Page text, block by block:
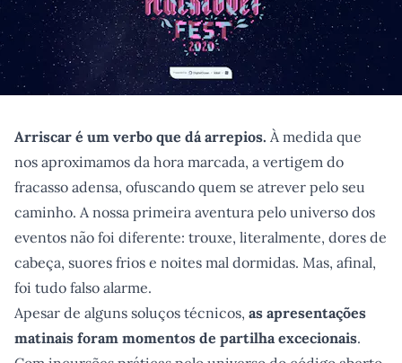
Arriscar é um verbo que dá arrepios. À medida que
nos aproximamos da hora marcada, a vertigem do
fracasso adensa, ofuscando quem se atrever pelo seu
caminho. A nossa primeira aventura pelo universo dos
eventos não foi diferente: trouxe, literalmente, dores de
cabeça, suores frios e noites mal dormidas. Mas, afinal,
foi tudo falso alarme.
Apesar de alguns soluços técnicos, as apresentações
matinais foram momentos de partilha excecionais.